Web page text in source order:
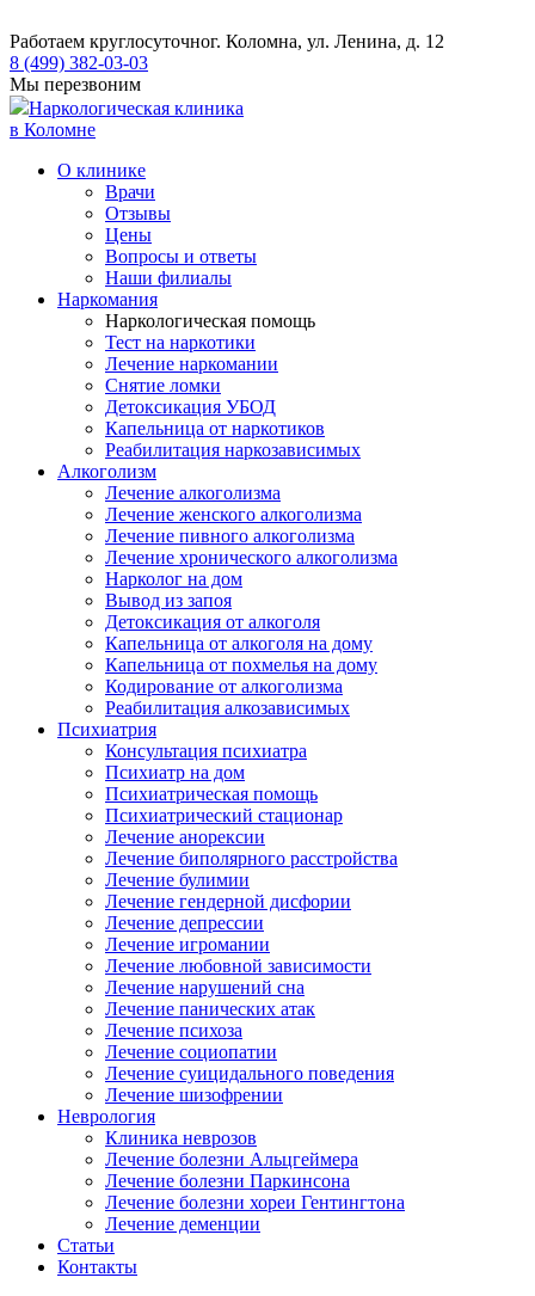
Работаем круглосуточног. Коломна, ул. Ленина, д. 12
8 (499) 382-03-03
Мы перезвоним
Наркологическая клиника
в Коломне
О клинике
Врачи
Отзывы
Цены
Вопросы и ответы
Наши филиалы
Наркомания
Наркологическая помощь
Тест на наркотики
Лечение наркомании
Снятие ломки
​​Детоксикация УБОД
Капельница от наркотиков
Реабилитация наркозависимых
Алкоголизм
Лечение алкоголизма
Лечение женского алкоголизма
Лечение пивного алкоголизма
Лечение хронического алкоголизма
Нарколог на дом
Вывод из запоя
Детоксикация от алкоголя
Капельница от алкоголя на дому
Капельница от похмелья на дому
Кодирование от алкоголизма
Реабилитация алкозависимых
Психиатрия
Консультация психиатра
Психиатр на дом
Психиатрическая помощь
Психиатрический стационар
Лечение анорексии
Лечение биполярного расстройства
Лечение булимии
Лечение гендерной дисфории
Лечение депрессии
Лечение игромании
Лечение любовной зависимости
Лечение нарушений сна
Лечение панических атак
Лечение психоза
Лечение социопатии
Лечение суицидального поведения
Лечение шизофрении
Неврология
Клиника неврозов
Лечение болезни Альцгеймера
Лечение болезни Паркинсона
Лечение болезни хореи Гентингтона
Лечение деменции
Статьи
Контакты